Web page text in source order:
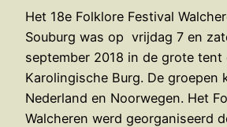
Het 18e Folklore Festival
Souburg was op vrijdag 7 en
september 2018 in de grote tent
Karolingische Burg. De groepen
Nederland en Noorwegen. Het
Walcheren werd georganiseerd